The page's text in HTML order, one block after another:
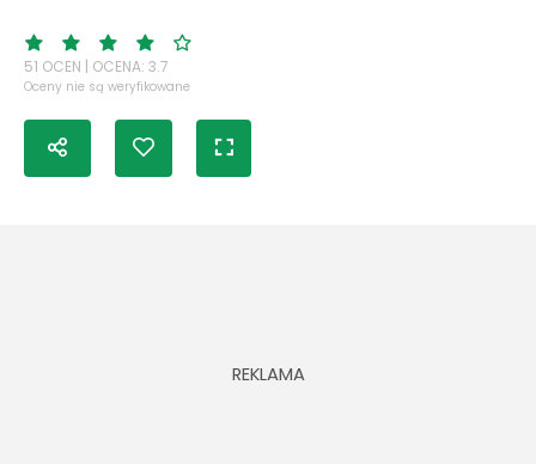
51 OCEN | OCENA: 3.7
Oceny nie są weryfikowane